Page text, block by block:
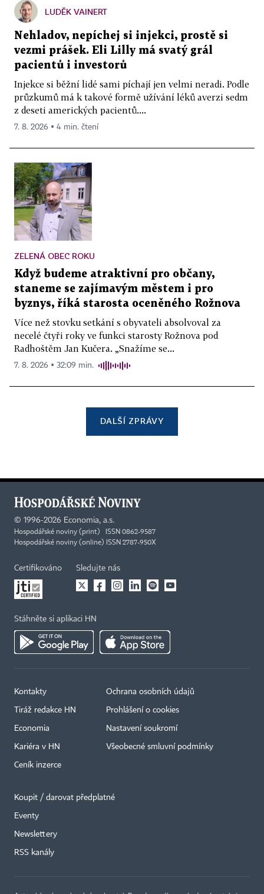
LUDĚK VAINERT
Nehladov, nepíchej si injekci, prostě si
vezmi prášek. Eli Lilly má svatý grál
pacientů i investorů
Injekce si běžní lidé sami píchají jen velmi neradi. Podle
průzkumů má k takové formě užívání léků averzi sedm
z deseti amerických pacientů....
7. 8. 2026 ▪ 4 min. čtení
ZELENÁ OBEC ROKU
Když budeme atraktivní pro občany,
staneme se zajímavým městem i pro
byznys, říká starosta oceněného Rožnova
Více než stovku setkání s obyvateli absolvoval za
necelé čtyři roky ve funkci starosty Rožnova pod
Radhoštěm Jan Kučera. „Snažíme se...
7. 8. 2026 ▪ 32:09 min.
DALŠÍ ZPRÁVY
© 1996-2026 Economia, a.s.
Hospodářské noviny (print) ISSN 0862-9587
Hospodářské noviny (online) ISSN 2787-950X
Certifikováno Sledujte nás
Stáhněte si aplikaci HN
Kontakty
Tiráž redakce HN
Economia
Kariéra v HN
Ceník inzerce
Ochrana osobních údajů
Prohlášení o cookies
Nastavení soukromí
Všeobecné smluvní podmínky
Koupit / darovat předplatné
Eventy
Newslettery
RSS kanály